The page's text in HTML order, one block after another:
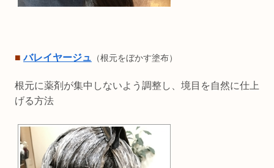
■ バレイヤージュ （根元をぼかす塗布）
根元に薬剤が集中しないよう調整し、境目を自然に仕上
げる方法